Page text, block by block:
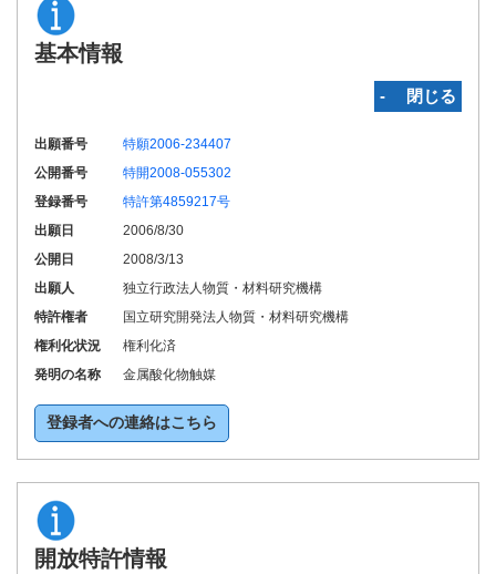
基本情報
‐ 閉じる
出願番号
特願2006-234407
公開番号
特開2008-055302
登録番号
特許第4859217号
出願日
2006/8/30
公開日
2008/3/13
出願人
独立行政法人物質・材料研究機構
特許権者
国立研究開発法人物質・材料研究機構
権利化状況
権利化済
発明の名称
金属酸化物触媒
登録者への連絡はこちら
開放特許情報